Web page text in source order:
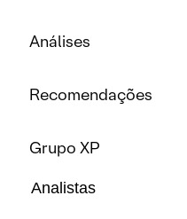
Análises
Recomendações
Grupo XP
Analistas